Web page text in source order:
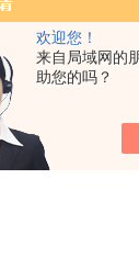
欢迎您！
来自局域网的
助您的吗？